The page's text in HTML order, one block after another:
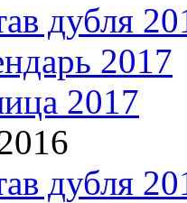
дубля
2017
2017
дубля